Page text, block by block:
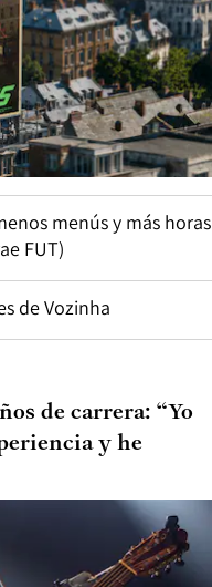
menús y más horas
FUT)
de Vozinha
de carrera: “Yo
y he